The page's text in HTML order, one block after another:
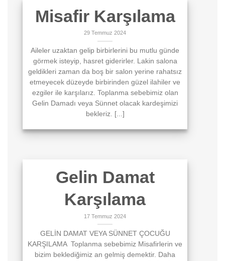
Misafir Karşılama
29 Temmuz 2024
Aileler uzaktan gelip birbirlerini bu mutlu günde
görmek isteyip, hasret giderirler. Lakin salona
geldikleri zaman da boş bir salon yerine rahatsız
etmeyecek düzeyde birbirinden güzel ilahiler ve
ezgiler ile karşılarız. Toplanma sebebimiz olan
Gelin Damadı veya Sünnet olacak kardeşimizi
bekleriz. [...]
Gelin Damat
Karşılama
17 Temmuz 2024
GELİN DAMAT VEYA SÜNNET ÇOCUĞU
KARŞILAMA Toplanma sebebimiz Misafirlerin ve
bizim beklediğimiz an gelmiş demektir. Daha